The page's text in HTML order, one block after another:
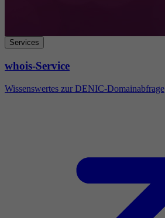
Services
whois-Service
Wissenswertes zur DENIC-Domainabfrage